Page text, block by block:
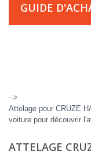
GUIDE
-->
Attelage pour CRUZE
voiture pour découvrir
ATTELAGE